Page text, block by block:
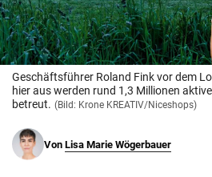
© Krone Multimedia GmbH & Co KG
Muthgasse 2, 1190 Wien
Geschäftsführer Roland Fink vor dem
hier aus werden rund 1,3 Millionen
betreut. (Bild: Krone KREATIV/Niceshops)
Von Lisa Marie Wögerbauer